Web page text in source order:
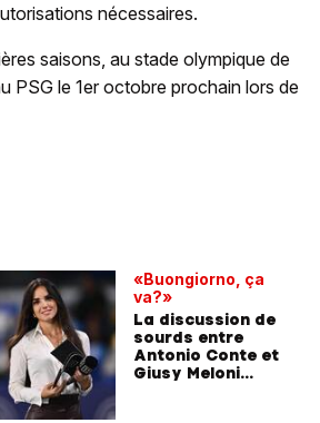
nécessaires.
saisons, au stade olympique de
PSG le 1er octobre prochain lors de
«Buongiorno, ça
va?»
La discussion de
sourds entre
Antonio Conte et
Giusy Meloni